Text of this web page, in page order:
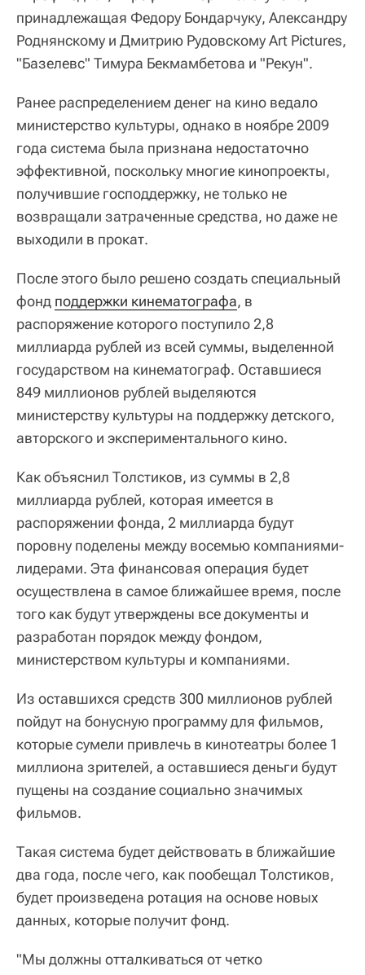
принадлежащая Федору Бондарчуку, Александру
Роднянскому и Дмитрию Рудовскому Art Pictures,
"Базелевс" Тимура Бекмамбетова и "Рекун".
Ранее распределением денег на кино ведало
министерство культуры, однако в ноябре 2009
года система была признана недостаточно
эффективной, поскольку многие кинопроекты,
получившие господдержку, не только не
возвращали затраченные средства, но даже не
выходили в прокат.
После этого было решено создать специальный
фонд поддержки кинематографа, в
распоряжение которого поступило 2,8
миллиарда рублей из всей суммы, выделенной
государством на кинематограф. Оставшиеся
849 миллионов рублей выделяются
министерству культуры на поддержку детского,
авторского и экспериментального кино.
Как объяснил Толстиков, из суммы в 2,8
миллиарда рублей, которая имеется в
распоряжении фонда, 2 миллиарда будут
поровну поделены между восемью компаниями-
лидерами. Эта финансовая операция будет
осуществлена в самое ближайшее время, после
того как будут утверждены все документы и
разработан порядок между фондом,
министерством культуры и компаниями.
Из оставшихся средств 300 миллионов рублей
пойдут на бонусную программу для фильмов,
которые сумели привлечь в кинотеатры более 1
миллиона зрителей, а оставшиеся деньги будут
пущены на создание социально значимых
фильмов.
Такая система будет действовать в ближайшие
два года, после чего, как пообещал Толстиков,
будет произведена ротация на основе новых
данных, которые получит фонд.
"Мы должны отталкиваться от четко